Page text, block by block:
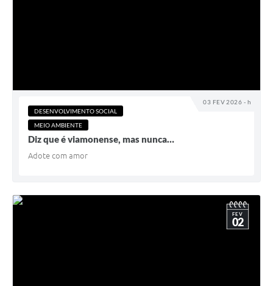
03 FEV 2026 - h
DESENVOLVIMENTO SOCIAL
MEIO AMBIENTE
Diz que é viamonense, mas nunca…
Adote com amor
FEV
02